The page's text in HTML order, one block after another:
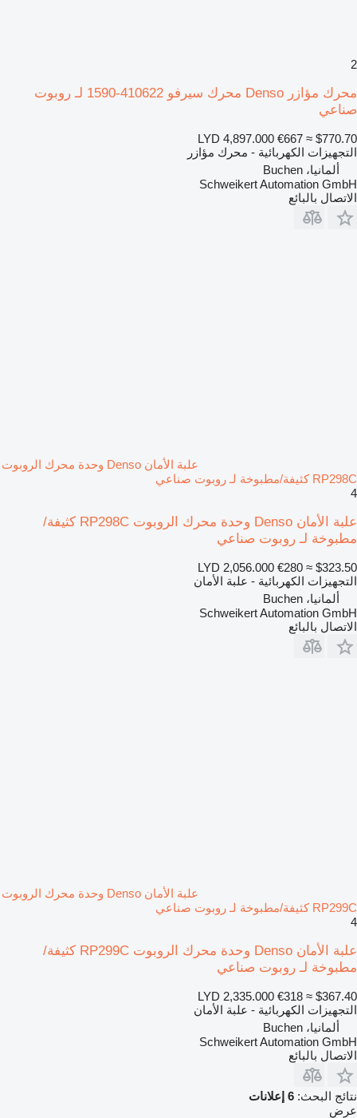
2
محرك مؤازر Denso محرك سيرفو 410622-1590 لـ روبوت
صناعي
LYD 4,897.000 €667 ≈ $770.70
التجهيزات الكهربائية - محرك مؤازر
ألمانيا، Buchen
Schweikert Automation GmbH
الاتصال بالبائع
علبة الأمان Denso وحدة محرك الروبوت
RP298C كثيفة/مطبوخة لـ روبوت صناعي
4
علبة الأمان Denso وحدة محرك الروبوت RP298C كثيفة/
مطبوخة لـ روبوت صناعي
LYD 2,056.000 €280 ≈ $323.50
التجهيزات الكهربائية - علبة الأمان
ألمانيا، Buchen
Schweikert Automation GmbH
الاتصال بالبائع
علبة الأمان Denso وحدة محرك الروبوت
RP299C كثيفة/مطبوخة لـ روبوت صناعي
4
علبة الأمان Denso وحدة محرك الروبوت RP299C كثيفة/
مطبوخة لـ روبوت صناعي
LYD 2,335.000 €318 ≈ $367.40
التجهيزات الكهربائية - علبة الأمان
ألمانيا، Buchen
Schweikert Automation GmbH
الاتصال بالبائع
نتائج البحث: 6 إعلانات
عرض